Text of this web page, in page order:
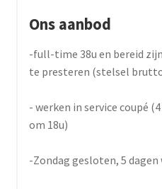
Ons aanbod
-full-time 38u en bereid
te presteren (stelsel
- werken in service coupé
om 18u)
-Zondag gesloten, 5 dagen